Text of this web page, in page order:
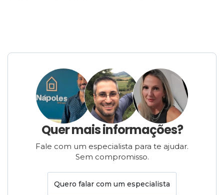
Quer mais informações?
Fale com um especialista para te ajudar.
Sem compromisso.
Quero falar com um especialista